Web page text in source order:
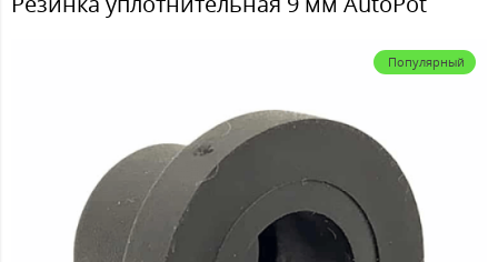
Популярный